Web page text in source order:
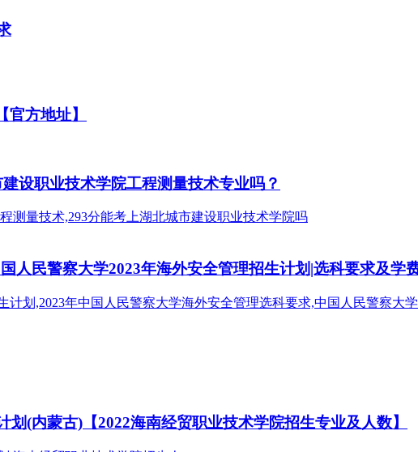
方地址】
设职业技术学院工程测量技术专业吗？
人民警察大学2023年海外安全管理招生计划|选科要求及学
(内蒙古)【2022海南经贸职业技术学院招生专业及人数】